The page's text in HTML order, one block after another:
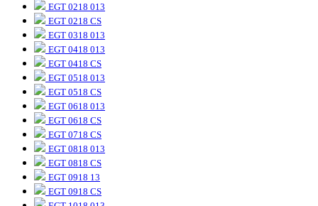
EGT 0218 013
EGT 0218 CS
EGT 0318 013
EGT 0418 013
EGT 0418 CS
EGT 0518 013
EGT 0518 CS
EGT 0618 013
EGT 0618 CS
EGT 0718 CS
EGT 0818 013
EGT 0818 CS
EGT 0918 13
EGT 0918 CS